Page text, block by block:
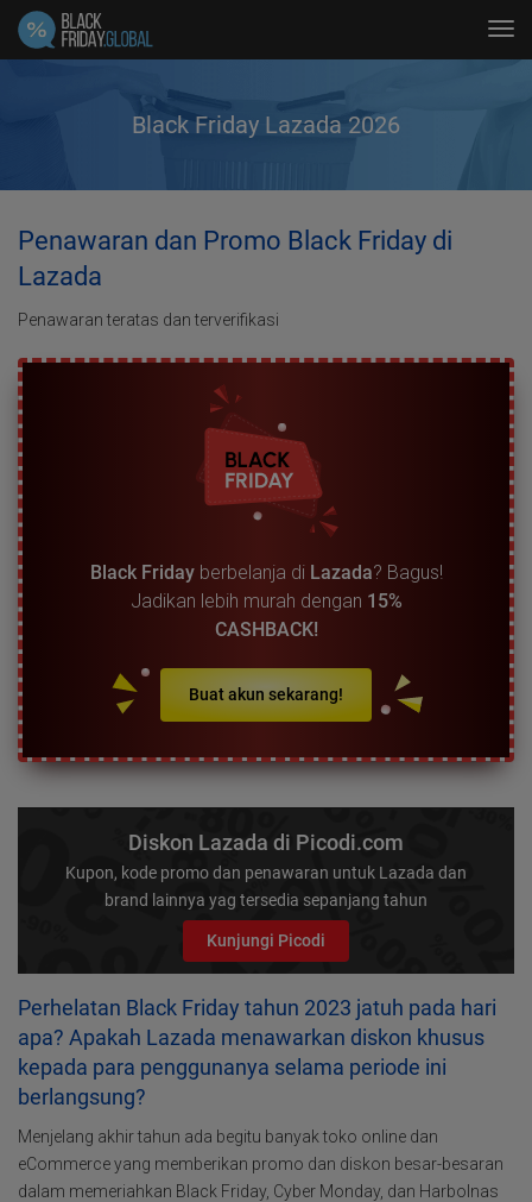
Black Friday Lazada 2026
Penawaran dan Promo Black Friday di
Lazada
Penawaran teratas dan terverifikasi
Black Fridayberbelanja di Lazada? Bagus!
Jadikan lebih murah dengan 15%
CASHBACK!
Buat akun sekarang!
Diskon Lazada di Picodi.com
Kupon, kode promo dan penawaran untuk Lazada dan
brand lainnya yag tersedia sepanjang tahun
Kunjungi Picodi
Perhelatan Black Friday tahun 2023 jatuh pada hari
apa? Apakah Lazada menawarkan diskon khusus
kepada para penggunanya selama periode ini
berlangsung?
Menjelang akhir tahun ada begitu banyak toko online dan
eCommerce yang memberikan promo dan diskon besar-besaran
dalam memeriahkan Black Friday, Cyber Monday, dan Harbolnas